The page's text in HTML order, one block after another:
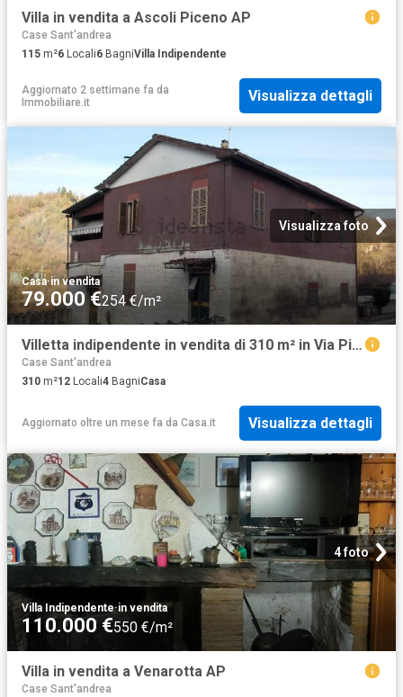
Villa in vendita a Ascoli Piceno AP
Case Sant'andrea
115 m²6 Locali6 BagniVilla Indipendente
Aggiornato 2 settimane fa da
Immobiliare.it
Visualizza dettagli
Visualizza foto
Casa·in vendita
79.000 €254 €/m²
Villetta indipendente in vendita di 310 m² in Via Picena
Case Sant'andrea
310 m²12 Locali4 BagniCasa
Aggiornato oltre un mese fa da Casa.it Visualizza dettagli
4 foto
Villa Indipendente·in vendita
110.000 €550 €/m²
Villa in vendita a Venarotta AP
Case Sant'andrea